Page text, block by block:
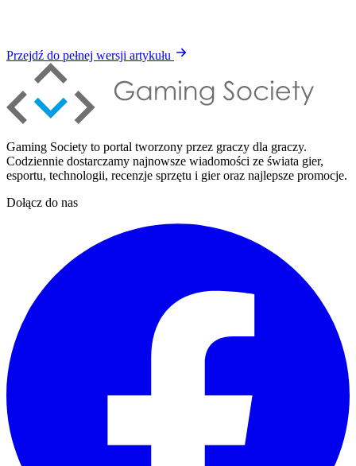
Przejdź do pełnej wersji artykułu
Gaming Society to portal tworzony przez graczy dla graczy.
Codziennie dostarczamy najnowsze wiadomości ze świata gier,
esportu, technologii, recenzje sprzętu i gier oraz najlepsze promocje.
Dołącz do nas